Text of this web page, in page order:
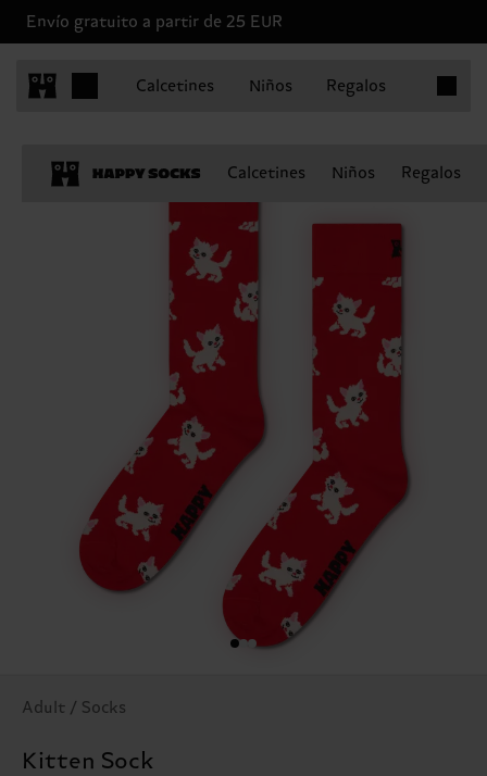
Envío gratuito a partir de 25 EUR
Calcetines Niños Regalos
Calcetines Niños Regalos
Adult / Socks
Kitten Sock